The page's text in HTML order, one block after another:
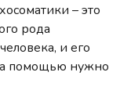
– это
рода
и его
помощью нужно